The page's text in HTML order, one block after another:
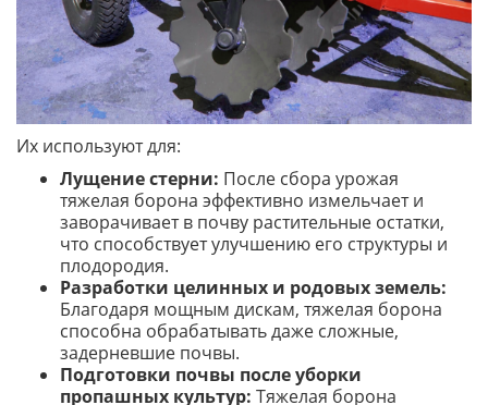
Их используют для:
Лущение стерни: После сбора урожая
тяжелая борона эффективно измельчает и
заворачивает в почву растительные остатки,
что способствует улучшению его структуры и
плодородия.
Разработки целинных и родовых земель:
Благодаря мощным дискам, тяжелая борона
способна обрабатывать даже сложные,
задерневшие почвы.
Подготовки почвы после уборки
пропашных культур: Тяжелая борона